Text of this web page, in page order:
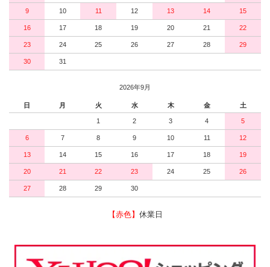
9 10 11 12 13 14 15
16 17 18 19 20 21 22
23 24 25 26 27 28 29
30 31
2026年9月
日 月 火 水 木 金 土
1 2 3 4 5
6 7 8 9 10 11 12
13 14 15 16 17 18 19
20 21 22 23 24 25 26
27 28 29 30
【赤色】 休業日